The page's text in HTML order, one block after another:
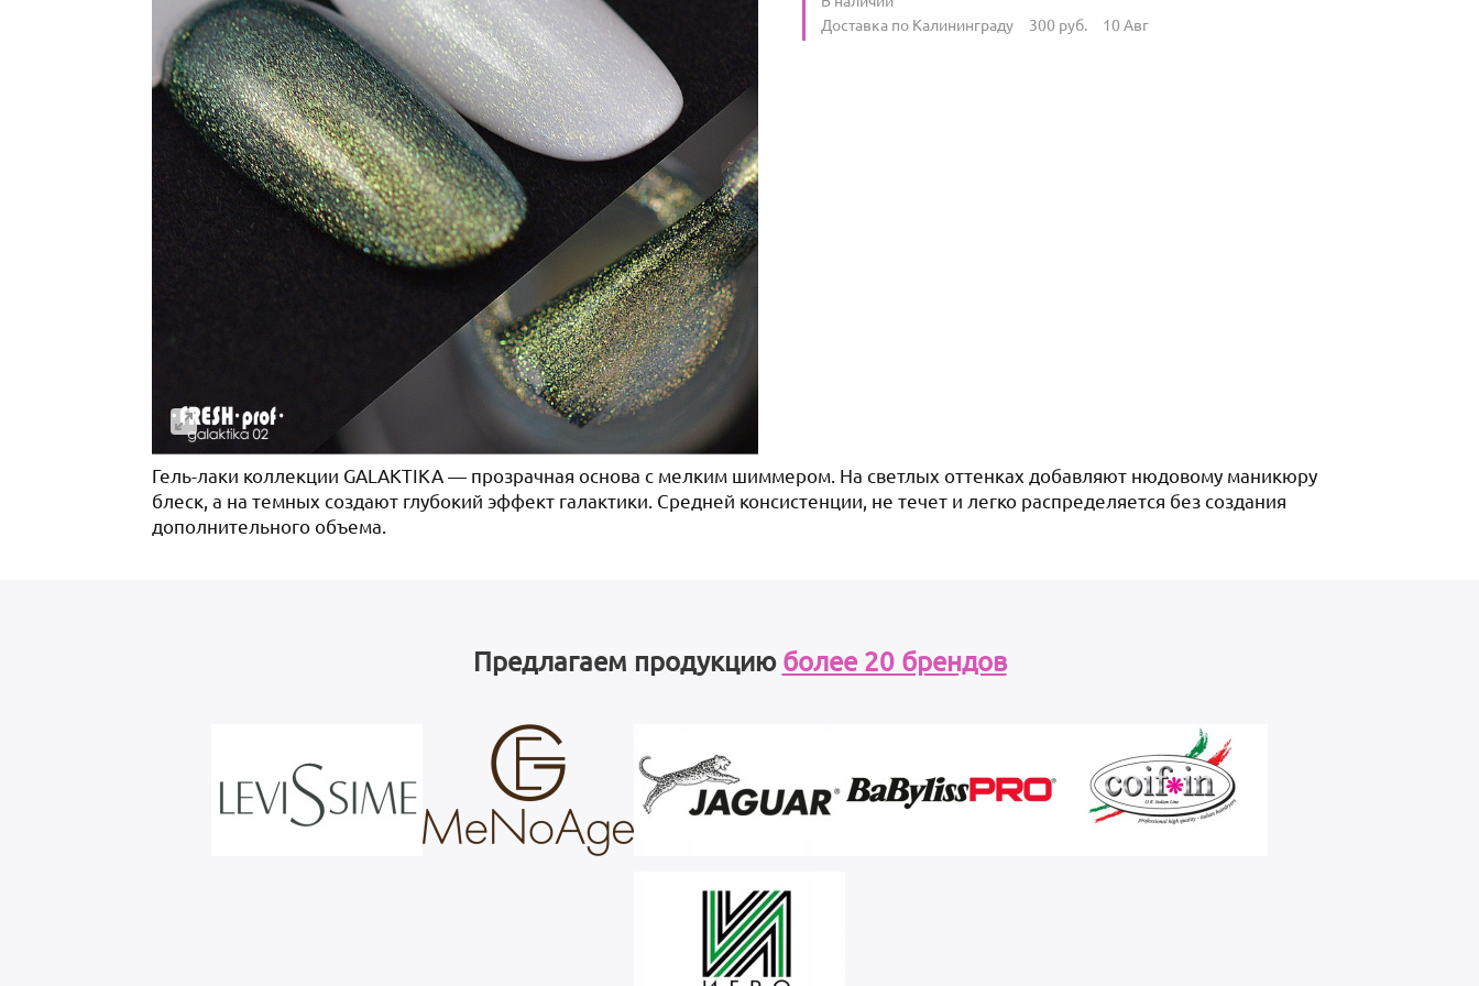
Условия доставки
Доставка по Калининграду 300 руб. 10 Авг
Гель-лаки коллекции GALAKTIKA — прозрачная основа с мелким шиммером. На светлых оттенках добавляют нюдовому маникюру
блеск, а на темных создают глубокий эффект галактики. Средней консистенции, не течет и легко распределяется без создания
дополнительного объема.
Предлагаем продукцию более 20 брендов